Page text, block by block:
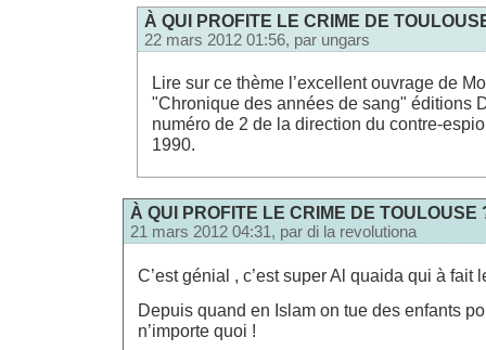
À QUI PROFITE LE CRIME DE
22 mars 2012 01:56, par ungars
Lire sur ce thème l’excellent ouvrage de
"Chronique des années de sang" éditions
numéro de 2 de la direction du contre-
1990.
À QUI PROFITE LE CRIME DE TOULOUSE
21 mars 2012 04:31, par di la revolutiona
C’est génial , c’est super Al quaida qui à fait
Depuis quand en Islam on tue des enfants
n’importe quoi !